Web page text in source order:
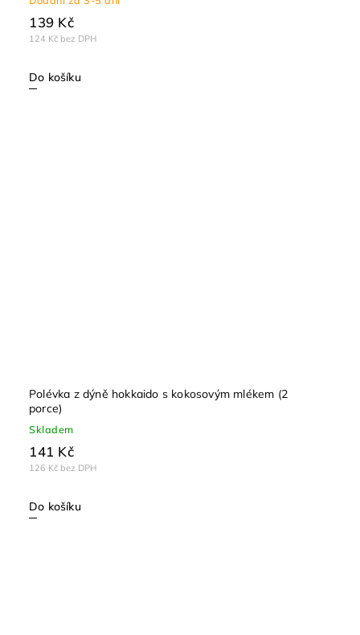
124 Kč bez DPH
139 Kč
Do košíku
Polévka z dýně hokkaido s kokosovým mlékem (2
porce)
Skladem
126 Kč bez DPH
141 Kč
Do košíku